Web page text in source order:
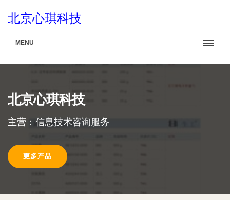
北京心琪科技
MENU
北京心琪科技
主营：信息技术咨询服务
更多产品